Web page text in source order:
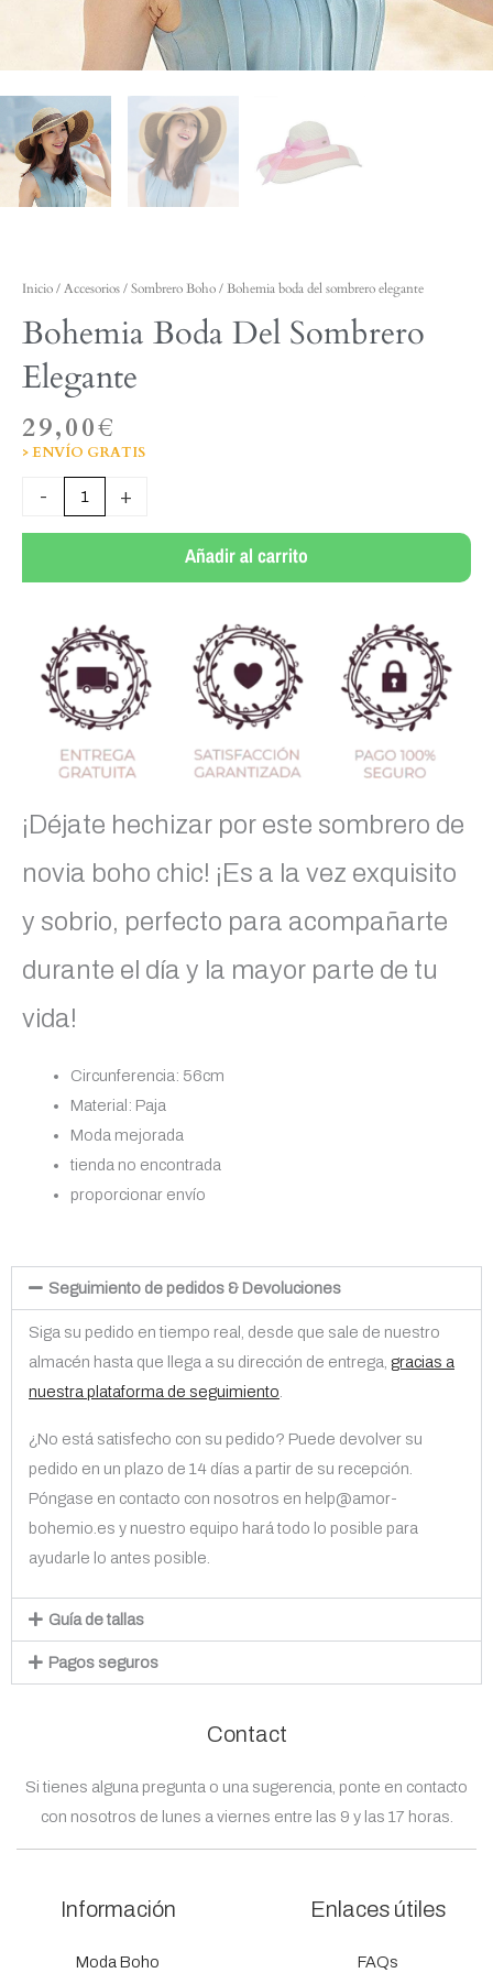
Inicio/Accesorios/Sombrero Boho/ Bohemia boda del sombrero elegante
Bohemia Boda Del Sombrero
Elegante
29,00€
> ENVÍO GRATIS
-
Bohemia
sombrero
cantidad
+
Añadir al carrito
¡Déjate hechizar por este sombrero de
novia boho chic! ¡Es a la vez exquisito
y sobrio, perfecto para acompañarte
durante el día y la mayor parte de tu
vida!
Circunferencia: 56cm
Material: Paja
Moda mejorada
tienda no encontrada
proporcionar envío
Seguimiento de pedidos & Devoluciones
Siga su pedido en tiempo real, desde que sale de nuestro
almacén hasta que llega a su dirección de entrega, gracias a
nuestra plataforma de seguimiento.
¿No está satisfecho con su pedido? Puede devolver su
pedido en un plazo de 14 días a partir de su recepción.
Póngase en contacto con nosotros en help@amor-
bohemio.es y nuestro equipo hará todo lo posible para
ayudarle lo antes posible.
Guía de tallas
Pagos seguros
Contact
Si tienes alguna pregunta o una sugerencia, ponte en contacto
con nosotros de lunes a viernes entre las 9 y las 17 horas.
Información
Moda Boho
Enlaces útiles
FAQs